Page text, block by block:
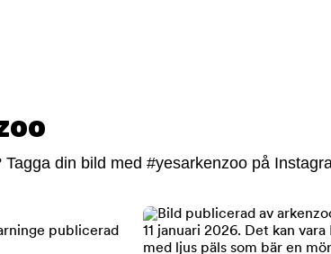
din bild med #yesarkenzoo på